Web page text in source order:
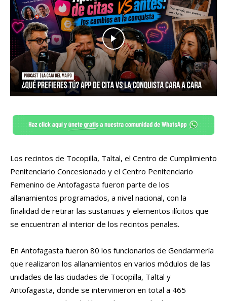
Los recintos de Tocopilla, Taltal, el Centro de Cumplimiento
Penitenciario Concesionado y el Centro Penitenciario
Femenino de Antofagasta fueron parte de los
allanamientos programados, a nivel nacional, con la
finalidad de retirar las sustancias y elementos ilícitos que
se encuentran al interior de los recintos penales.
En Antofagasta fueron 80 los funcionarios de Gendarmería
que realizaron los allanamientos en varios módulos de las
unidades de las ciudades de Tocopilla, Taltal y
Antofagasta, donde se intervinieron en total a 465